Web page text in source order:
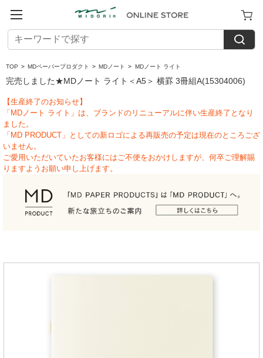
TOP > MDペーパープロダクト > MDノート > MDノート ライト
完売しました★MDノート ライト＜A5＞ 横罫 3冊組A(15304006)
【生産終了のお知らせ】
「MDノート ライト」は、ブランドのリニューアルに伴い生産終了となり
ました。
「MD PRODUCT」としての新ロゴによる再販売の予定は現在のところござ
いません。
ご愛用いただいていたお客様にはご不便をおかけしますが、何卒ご理解賜
りますようお願い申し上げます。